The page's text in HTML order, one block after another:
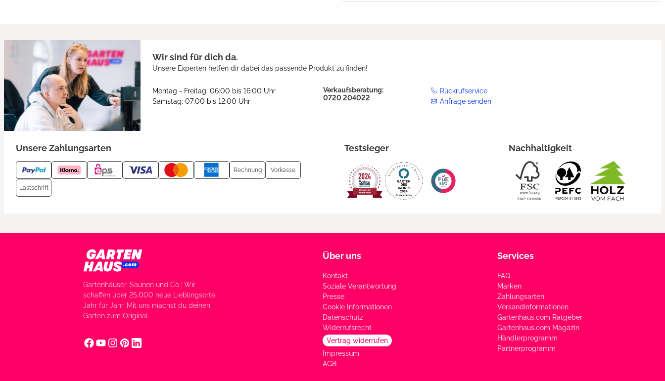
Wir sind für dich da.
Unsere Experten helfen dir dabei das passende Produkt zu finden!
Montag - Freitag: 06:00 bis 16:00 Uhr
Samstag: 07:00 bis 12:00 Uhr
Verkaufsberatung:
0720 204022
Rückrufservice
Anfrage senden
Unsere Zahlungsarten
Rechnung Vorkasse
Lastschrift
Testsieger Nachhaltigkeit
Gartenhäuser, Saunen und Co.: Wir
schaffen über 25.000 neue Lieblingsorte
Jahr für Jahr. Mit uns machst du deinen
Garten zum Original.
Über uns
Kontakt
Soziale Verantwortung
Presse
Cookie Informationen
Datenschutz
Widerrufsrecht
Vertrag widerrufen
Impressum
AGB
Services
FAQ
Marken
Zahlungsarten
Versandinformationen
Gartenhaus.com Ratgeber
Gartenhaus.com Magazin
Händlerprogramm
Partnerprogramm